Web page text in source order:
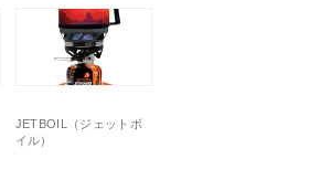
JETBOIL（ジェットボ
イル）